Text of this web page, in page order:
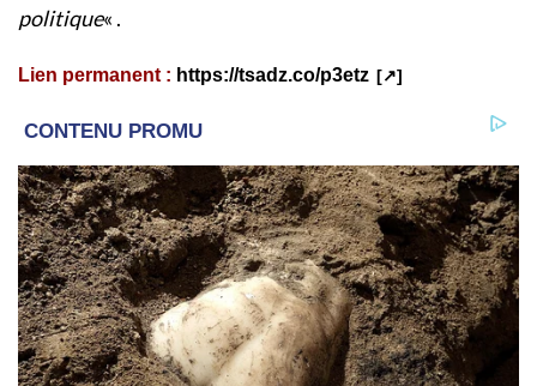
politique« .
Lien permanent : https://tsadz.co/p3etz